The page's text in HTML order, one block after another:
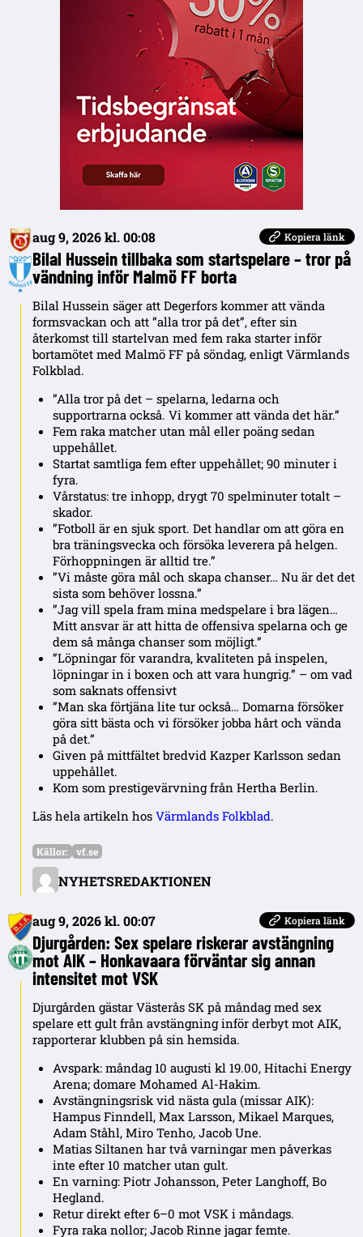
aug 9, 2026 kl. 00:08 Kopiera länk
Bilal Hussein tillbaka som startspelare – tror på
vändning inför Malmö FF borta
Bilal Hussein säger att Degerfors kommer att vända
formsvackan och att ”alla tror på det”, efter sin
återkomst till startelvan med fem raka starter inför
bortamötet med Malmö FF på söndag, enligt Värmlands
Folkblad.
”Alla tror på det – spelarna, ledarna och
supportrarna också. Vi kommer att vända det här.”
Fem raka matcher utan mål eller poäng sedan
uppehållet.
Startat samtliga fem efter uppehållet; 90 minuter i
fyra.
Vårstatus: tre inhopp, drygt 70 spelminuter totalt –
skador.
”Fotboll är en sjuk sport. Det handlar om att göra en
bra träningsvecka och försöka leverera på helgen.
Förhoppningen är alltid tre.”
”Vi måste göra mål och skapa chanser… Nu är det det
sista som behöver lossna.”
”Jag vill spela fram mina medspelare i bra lägen…
Mitt ansvar är att hitta de offensiva spelarna och ge
dem så många chanser som möjligt.”
”Löpningar för varandra, kvaliteten på inspelen,
löpningar in i boxen och att vara hungrig.” – om vad
som saknats offensivt
”Man ska förtjäna lite tur också… Domarna försöker
göra sitt bästa och vi försöker jobba hårt och vända
på det.”
Given på mittfältet bredvid Kazper Karlsson sedan
uppehållet.
Kom som prestigevärvning från Hertha Berlin.
Läs hela artikeln hos Värmlands Folkblad.
NYHETSREDAKTIONEN
Källor: vf.se
aug 9, 2026 kl. 00:07 Kopiera länk
Djurgården: Sex spelare riskerar avstängning
mot AIK – Honkavaara förväntar sig annan
intensitet mot VSK
Djurgården gästar Västerås SK på måndag med sex
spelare ett gult från avstängning inför derbyt mot AIK,
rapporterar klubben på sin hemsida.
Avspark: måndag 10 augusti kl 19.00, Hitachi Energy
Arena; domare Mohamed Al-Hakim.
Avstängningsrisk vid nästa gula (missar AIK):
Hampus Finndell, Max Larsson, Mikael Marques,
Adam Ståhl, Miro Tenho, Jacob Une.
Matias Siltanen har två varningar men påverkas
inte efter 10 matcher utan gult.
En varning: Piotr Johansson, Peter Langhoff, Bo
Hegland.
Retur direkt efter 6–0 mot VSK i måndags.
Fyra raka nollor; Jacob Rinne jagar femte.